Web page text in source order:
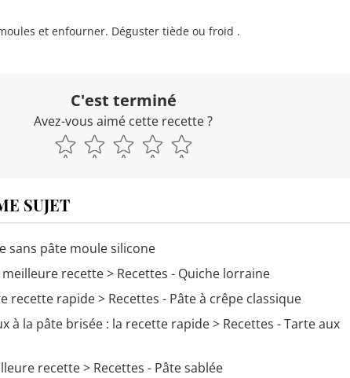
et enfourner. Déguster tiède ou froid .
C'est terminé
Avez-vous aimé cette recette ?
SUJET
sans pâte moule silicone
recette> Recettes - Quiche lorraine
recette rapide> Recettes - Pâte à crêpe classique
à la pâte brisée : la recette rapide> Recettes - Tarte aux
recette> Recettes - Pâte sablée